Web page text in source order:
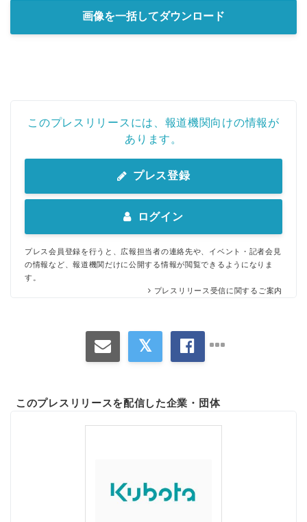
画像を一括してダウンロード
このプレスリリースには、報道機関向けの情報が
あります。
プレス登録
ログイン
プレス会員登録を行うと、広報担当者の連絡先や、イベント・記者会見
の情報など、報道機関だけに公開する情報が閲覧できるようになりま
す。
プレスリリース受信に関するご案内
このプレスリリースを配信した企業・団体